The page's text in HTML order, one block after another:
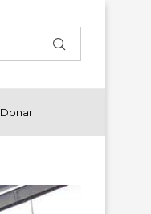
Donar